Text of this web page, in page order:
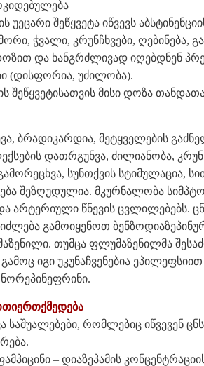
უეცარი შეწყვეტა იწვევს
ჭვალი, კრუნჩხვები, ღებინება,
და ხანგრძლივად იღებდნენ
(დისფორია, უძილობა).
შეწყვეტისათვის მისი დოზა
ბრადიკარდია, მეტყველების
დათრგუნვა, ძილიანობა,
სუნთქვის სტიმულაცია,
შეზღუდულია. მკურნალობა
არტერიული წნევის ცვლილებებს.
გამოიყენოთ
თუმცა ფლუმაზენილმა
იგი უკუნაჩვენებია
რომლებიც იწვევენ
– დიაზეპამის